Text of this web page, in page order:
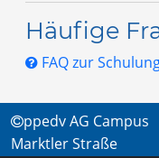
Häufige
FAQ zur
ppedv AG Campus
Marktler Straße